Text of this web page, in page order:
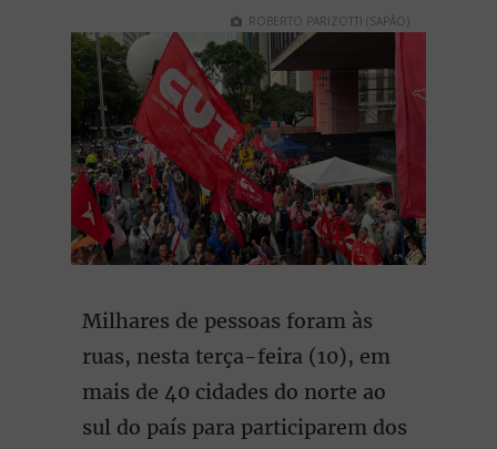
ROBERTO PARIZOTTI (SAPÃO)
Milhares de pessoas foram às
ruas, nesta terça-feira (10), em
mais de 40 cidades do norte ao
sul do país para participarem dos